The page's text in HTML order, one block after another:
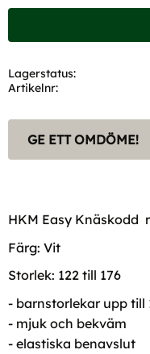
Lagerstatus
Artikelnr
GE ETT OMDÖME!
HKM Easy Knäskodd
Färg: Vit
Storlek: 122 till 176
- barnstorlekar upp till
- mjuk och bekväm
- elastiska benavslut